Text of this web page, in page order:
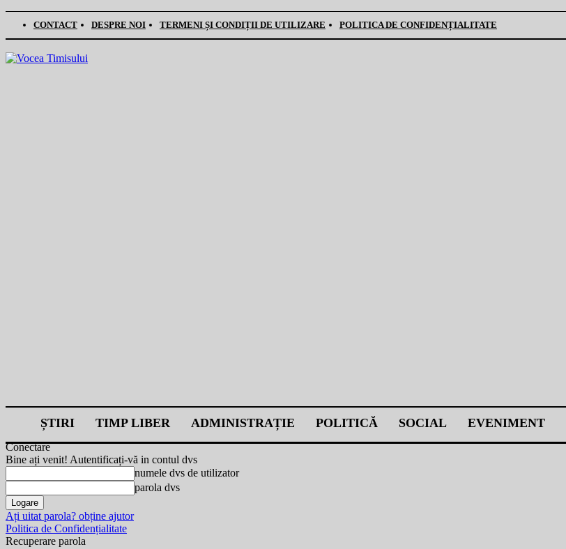
CONTACT DESPRE NOI TERMENI ȘI CONDIȚII DE UTILIZARE POLITICA DE CONFIDENȚIALITATE
ȘTIRI TIMP LIBER ADMINISTRAȚIE POLITICĂ SOCIAL EVENIMENT
Conectare
Bine ați venit! Autentificați-vă in contul dvs
numele dvs de utilizator
parola dvs
Ați uitat parola? obține ajutor
Politica de Confidențialitate
Recuperare parola